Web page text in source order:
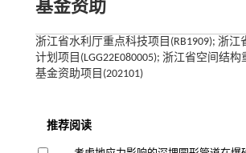
基金资助
浙江省水利厅重点科技项目(RB1909); 浙江
计划项目(LGG22E080005); 浙江省空间结
基金资助项目(202101)